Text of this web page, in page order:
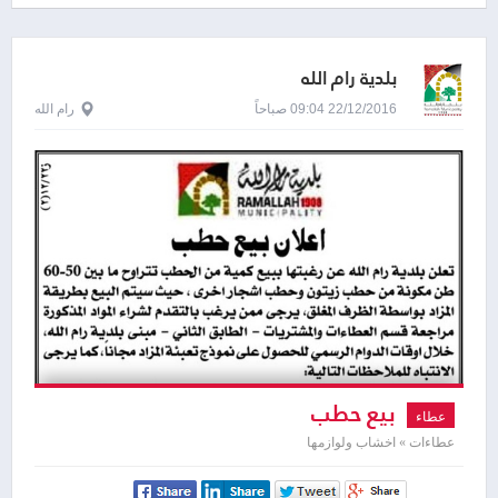
بلدية رام الله
22/12/2016 09:04 صباحاً رام الله
عطاء بيع حطب
عطاءات » اخشاب ولوازمها